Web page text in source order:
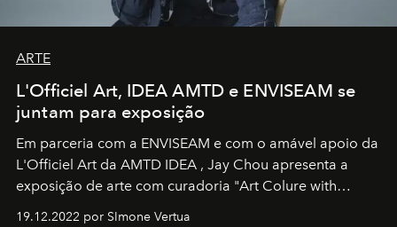
ARTE
L'Officiel Art, IDEA AMTD e ENVISEAM se
juntam para exposição
Em parceria com a ENVISEAM e com o amável apoio da
L'Officiel Art da AMTD IDEA , Jay Chou apresenta a
exposição de arte com curadoria "Art Colure with
19.12.2022 por SImone Vertua